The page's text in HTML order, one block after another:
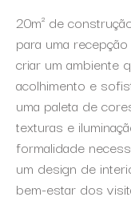
20m² de
para uma
criar um ambiente
acolhimento e
uma paleta de
texturas e
formalidade
um design de
bem-estar dos